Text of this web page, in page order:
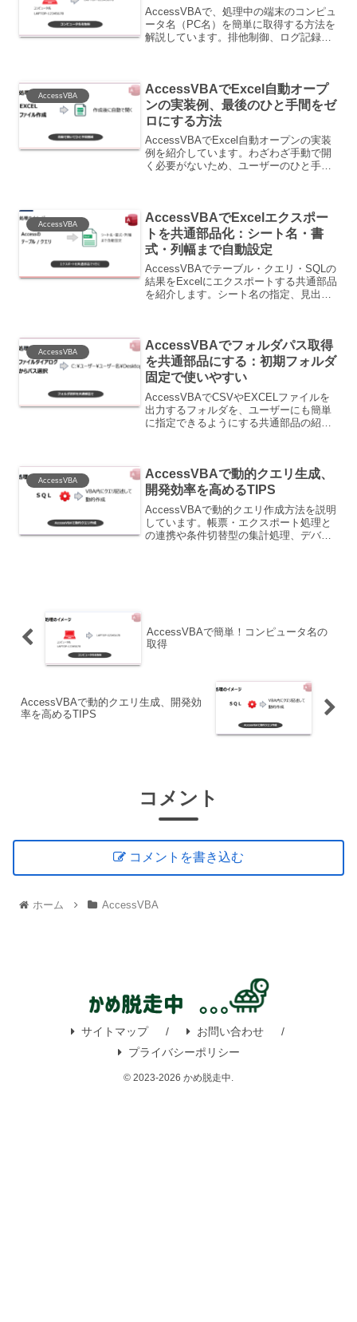
AccessVBAで、処理中の端末のコンピュ
ータ名（PC名）を簡単に取得する方法を
解説しています。排他制御、ログ記録、
AccessVBA
AccessVBAでExcel自動オープ
ンの実装例、最後のひと手間をゼ
ロにする方法
AccessVBAでExcel自動オープンの実装
例を紹介しています。わざわざ手動で開
く必要がないため、ユーザーのひと手間
AccessVBA
AccessVBAでExcelエクスポー
トを共通部品化：シート名・書
式・列幅まで自動設定
AccessVBAでテーブル・クエリ・SQLの
結果をExcelにエクスポートする共通部品
を紹介します。シート名の指定、見出し
AccessVBA
AccessVBAでフォルダパス取得
を共通部品にする：初期フォルダ
固定で使いやすい
AccessVBAでCSVやEXCELファイルを
出力するフォルダを、ユーザーにも簡単
に指定できるようにする共通部品の紹介
AccessVBA
AccessVBAで動的クエリ生成、
開発効率を高めるTIPS
AccessVBAで動的クエリ作成方法を説明
しています。帳票・エクスポート処理と
の連携や条件切替型の集計処理、デバッ
AccessVBAで簡単！コンピュータ名の
取得
AccessVBAで動的クエリ生成、開発効
率を高めるTIPS
コメント
コメントを書き込む
ホーム AccessVBA
サイトマップ
お問い合わせ
プライバシーポリシー
© 2023-2026 かめ脱走中.